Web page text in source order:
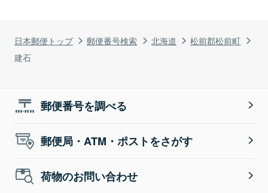
日本郵便トップ 郵便番号検索 北海道
松前郡松前町
建石
郵便番号を調べる
郵便局・ATM・ポストをさがす
荷物のお問い合わせ